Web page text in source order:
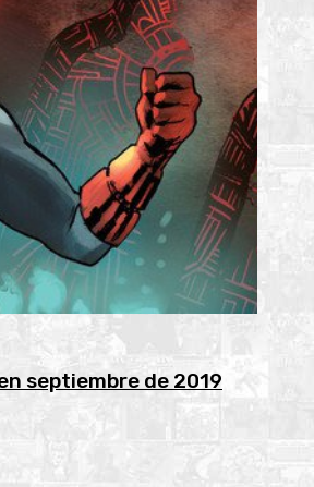
septiembre de 2019